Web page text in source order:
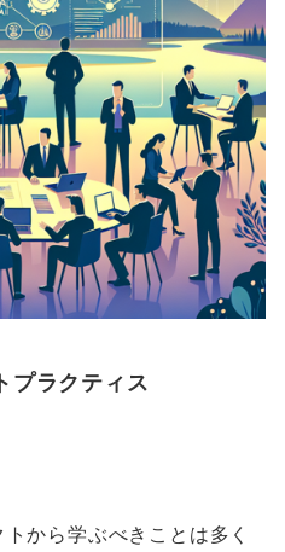
プラクティス
から学ぶべきことは多く